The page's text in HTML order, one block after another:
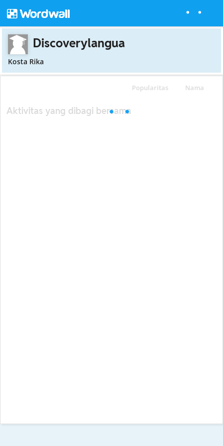
Discoverylangua
Kosta Rika
Popularitas Nama
Aktivitas yang dibagi bersama